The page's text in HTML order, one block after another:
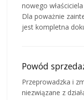
nowego
Dla poważnie
jest kompletna
Powód
Przeprowadzka i
niezwiązane z